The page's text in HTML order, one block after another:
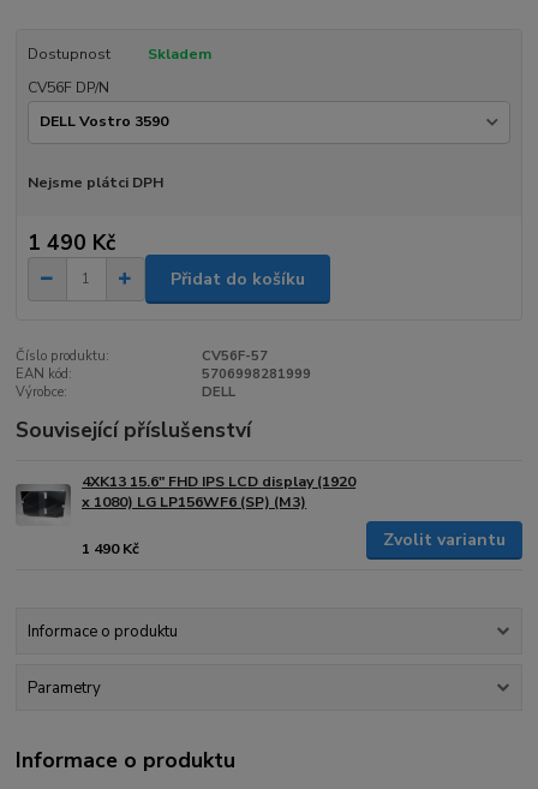
Dostupnost
Skladem
CV56F DP/N
Nejsme plátci DPH
1 490 Kč
Přidat do košíku
Číslo produktu:
CV56F-57
EAN kód:
5706998281999
Výrobce:
DELL
Související příslušenství
4XK13 15.6" FHD IPS LCD display (1920
x 1080) LG LP156WF6 (SP) (M3)
1 490 Kč Zvolit variantu
Informace o produktu
Parametry
Informace o produktu